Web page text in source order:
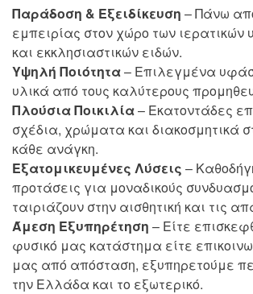
Παράδοση & Εξειδίκευση – Πάνω
εμπειρίας στον χώρο των
και εκκλησιαστικών ειδών.
Υψηλή Ποιότητα– Επιλεγμένα
υλικά από τους καλύτερους
Πλούσια Ποικιλία– Εκατοντάδες
σχέδια, χρώματα και διακοσμητικά
κάθε ανάγκη.
Εξατομικευμένες Λύσεις –
προτάσεις για μοναδικούς
ταιριάζουν στην αισθητική και τις
Άμεση Εξυπηρέτηση – Είτε
φυσικό μας κατάστημα είτε
μας από απόσταση, εξυπηρετούμε
την Ελλάδα και το εξωτερικό.